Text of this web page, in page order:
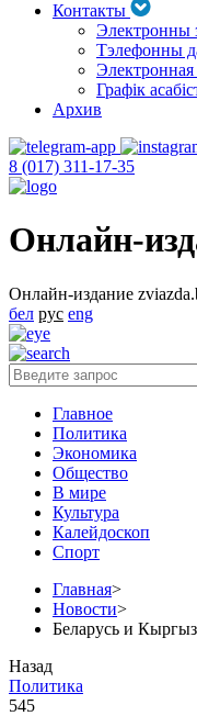
Контакты
Электронны
Тэлефонны
Графік
Архив
8 (017) 311-17-35
Онлайн-
Онлайн-издание
бел рус eng
Главное
Политика
Экономика
Общество
В мире
Культура
Калейдоскоп
Спорт
Главная>
Новости>
Беларусь и
Назад
Политика
545